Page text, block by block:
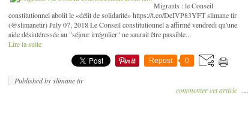
Migrants : le Conseil
constitutionnel abolit le «délit de solidarité» https://t.co/DeIVP83YFT slimane tir
(@slimanetir) July 07, 2018 Le Conseil constitutionnel a affirmé vendredi qu'une
aide désintéressée au "séjour irrégulier" ne saurait être passible...
Lire la suite
Repost 0
Published by slimane tir
commenter cet article …